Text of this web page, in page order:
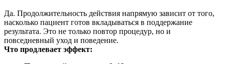
Да. Продолжительность действия напрямую зависит от того,
насколько пациент готов вкладываться в поддержание
результата. Это не только повтор процедур, но и
повседневный уход и поведение.
Что продлевает эффект: